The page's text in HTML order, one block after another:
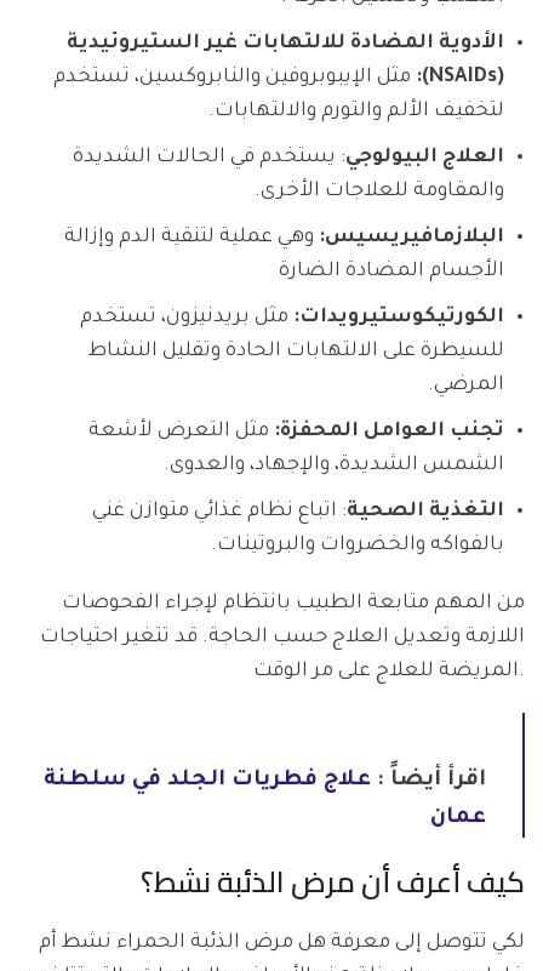
الأدوية المضادة للالتهابات غير الستيروئيدية
(NSAIDs):
مثل الإيبوبروفين والنابروكسين، تستخدم
لتخفيف الألم والتورم والالتهابات.
العلاج البيولوجي: يستخدم في الحالات الشديدة
والمقاومة للعلاجات الأخرى.
البلازمافيريسيس: وهي عملية لتنقية الدم وإزالة
الأجسام المضادة الضارة
الكورتيكوستيرويدات: مثل بريدنيزون، تستخدم
للسيطرة على الالتهابات الحادة وتقليل النشاط
المرضي.
تجنب العوامل المحفزة: مثل التعرض لأشعة
الشمس الشديدة، والإجهاد، والعدوى.
التغذية الصحية: اتباع نظام غذائي متوازن غني
بالفواكه والخضروات والبروتينات.
من المهم متابعة الطبيب بانتظام لإجراء الفحوصات
اللازمة وتعديل العلاج حسب الحاجة. قد تتغير احتياجات
المريضة للعلاج على مر الوقت.
اقرأ أيضاً : علاج فطريات الجلد في سلطنة
عمان
كيف أعرف أن مرض الذئبة نشط؟
لكي تتوصل إلى معرفة هل مرض الذئبة الحمراء نشط أم